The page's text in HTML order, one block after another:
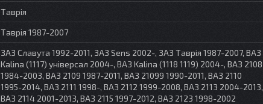
Таврія
Таврія 1987-2007
ЗАЗ Славута 1992-2011, ЗАЗ Sens 2002-, ЗАЗ Таврія 1987-2007, ВАЗ
Kalina (1117) універсал 2004-, ВАЗ Kalina (1118 1119) 2004-, ВАЗ 2108
1984-2003, ВАЗ 2109 1987-2011, ВАЗ 21099 1990-2011, ВАЗ 2110
1995-2014, ВАЗ 2111 1998-, ВАЗ 2112 1999-2008, ВАЗ 2113 2004-2013,
ВАЗ 2114 2001-2013, ВАЗ 2115 1997-2012, ВАЗ 2123 1998-2002